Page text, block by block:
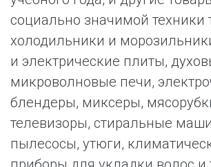
социально значимой техники
холодильники и
и электрические плиты,
микроволновые печи,
блендеры, миксеры,
телевизоры, стиральные
пылесосы, утюги,